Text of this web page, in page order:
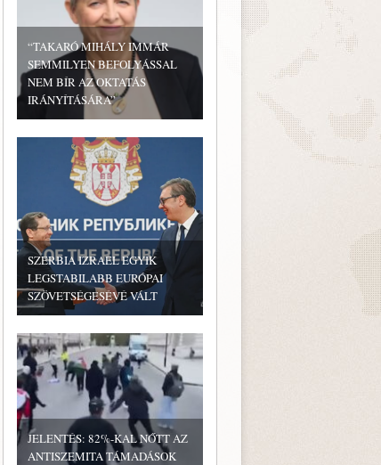
“TAKARÓ MIHÁLY IMMÁR
SEMMILYEN BEFOLYÁSSAL
NEM BÍR AZ OKTATÁS
IRÁNYÍTÁSÁRA”
SZERBIA IZRAEL EGYIK
LEGSTABILABB EURÓPAI
SZÖVETSÉGESÉVÉ VÁLT
JELENTÉS: 82%-KAL NŐTT AZ
ANTISZEMITA TÁMADÁSOK